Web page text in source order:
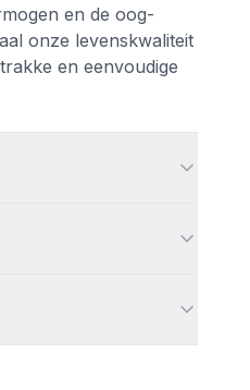
en de oog-
onze levenskwaliteit
en eenvoudige